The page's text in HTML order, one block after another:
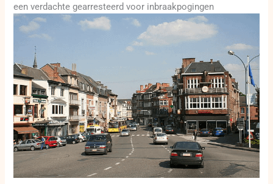
een verdachte gearresteerd voor inbraakpogingen